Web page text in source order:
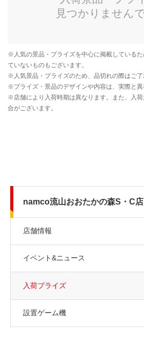
namco流山おおたかの森S・C店
店舗情報
イベント&ニュース
入荷プライズ
設置ゲーム機